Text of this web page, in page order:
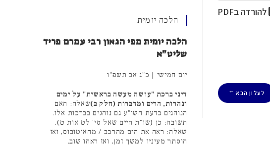
להורדה בPDF
לעלון הבא →
הלכה יומית
הלכה יומית מפי הגאון רבי עמרם פריד
שליט"א
יום חמישי | כ"ג אב תשפ"ו
דיני ברכת "עושה מעשה בראשית" על ימים
ונהרות, הרים ומדברות (חלק ב)שאלה: האם
הנוהגים כדעת השו"ע גם נוהגים בברכות אלו.
תשובה: כן (שו"ת חיים שאל סי' לט אות ט).
שאלה: ראה את הים מהרכב / מהאוטובוס, ואז
הוסתר מעיניו למשך זמן, ואז ראהו שוב.